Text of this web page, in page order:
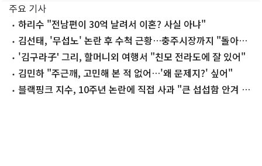
주요 기사
하리수 "전남편이 30억 날려서 이혼? 사실 아냐"
김선태, '무섭노' 논란 후 수척 근황…충주시장까지 "돌아올
생각 없냐?"
'김구라子' 그리, 할머니외 여행서 "친모 전라도에 잘 있어"
김민하 "주근깨, 고민해 본 적 없어…'왜 문제지?' 싶어"
블랙핑크 지수, 10주년 논란에 직접 사과 "큰 섭섭함 안겨 미